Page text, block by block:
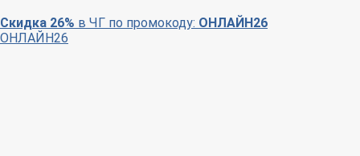
Скидка 26% в ЧГ по промокоду: ОНЛАЙН26
ОНЛАЙН26